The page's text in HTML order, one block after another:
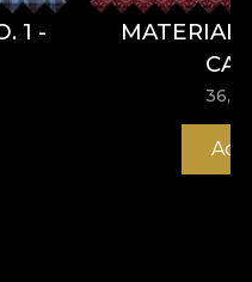
1 -
MATERIAL